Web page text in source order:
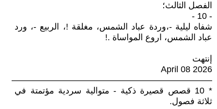
الفصل الثالث؛
- 10 -
شفاه ليلية -،وردة عباد الشمس، مغلقة !، الربيع -، ورد
عباد الشمس، اروع المواساة .!
إنتهت
April 08 2026
———————————————————————
* 10 قصص قصيرة ذكية - متوالية سردية مؤتمتة في
ثلاثة فصول.